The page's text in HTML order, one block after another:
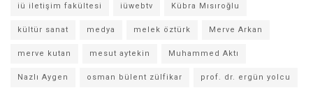
iü iletişim fakültesi iüwebtv Kübra Mısıroğlu
kültür sanat medya melek öztürk Merve Arkan
merve kutan mesut aytekin Muhammed Aktı
Nazlı Aygen osman bülent zülfikar prof. dr. ergün yolcu